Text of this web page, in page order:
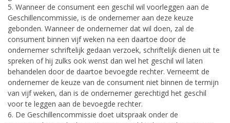
5. Wanneer de consument een geschil wil voorleggen aan de
Geschillencommissie, is de ondernemer aan deze keuze
gebonden. Wanneer de ondernemer dat wil doen, zal de
consument binnen vijf weken na een daartoe door de
ondernemer schriftelijk gedaan verzoek, schriftelijk dienen uit te
spreken of hij zulks ook wenst dan wel het geschil wil laten
behandelen door de daartoe bevoegde rechter. Verneemt de
ondernemer de keuze van de consument niet binnen de termijn
van vijf weken, dan is de ondernemer gerechtigd het geschil
voor te leggen aan de bevoegde rechter.
6. De Geschillencommissie doet uitspraak onder de